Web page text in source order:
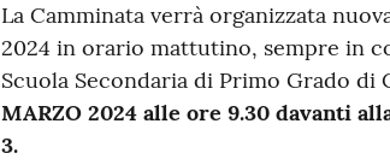
La Camminata verrà organizzata
2024 in orario mattutino, sempre in
Scuola Secondaria di Primo Grado di
MARZO 2024 alle ore 9.30 davanti
3.